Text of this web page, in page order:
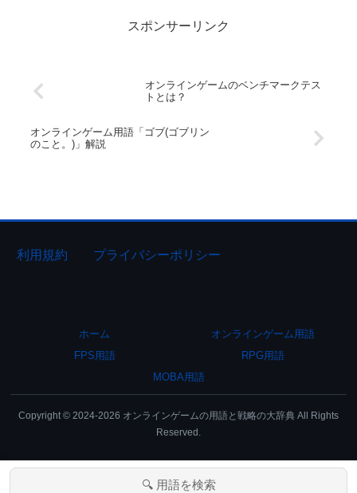
スポンサーリンク
オンラインゲームのベンチマークテス
トとは？
オンラインゲーム用語「ゴブ(ゴブリン
のこと。)」解説
利用規約 プライバシーポリシー
ホーム
オンラインゲーム用語
FPS用語
RPG用語
MOBA用語
Copyright © 2024-2026 オンラインゲームの用語と戦略の大辞典 All Rights
Reserved.
🔍 用語を検索